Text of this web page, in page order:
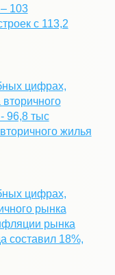
103
с 113,2
цифрах,
96,8 тыс
жилья
цифрах,
рынка
рынка
составил 18%,